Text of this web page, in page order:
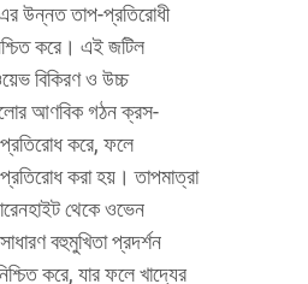
এর উন্নত তাপ-প্রতিরোধী
করে। এই জটিল
বিকিরণ ও উচ্চ
আণবিক গঠন ক্রস-
করে, ফলে
করা হয়। তাপমাত্রা
থেকে ওভেন
বহুমুখিতা প্রদর্শন
করে, যার ফলে খাদ্যের